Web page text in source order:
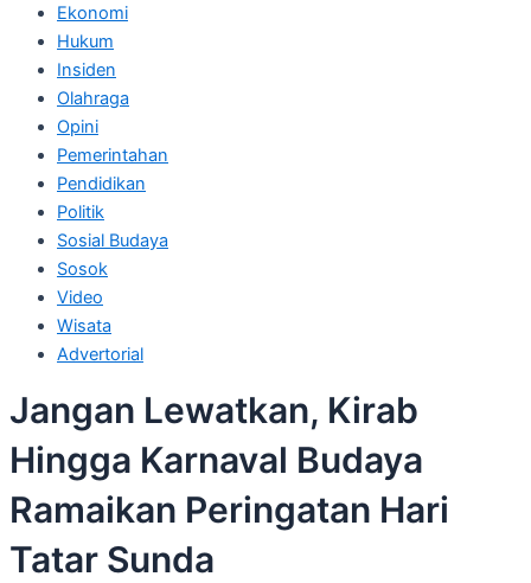
Ekonomi
Hukum
Insiden
Olahraga
Opini
Pemerintahan
Pendidikan
Politik
Sosial Budaya
Sosok
Video
Wisata
Advertorial
Jangan Lewatkan, Kirab
Hingga Karnaval Budaya
Ramaikan Peringatan Hari
Tatar Sunda